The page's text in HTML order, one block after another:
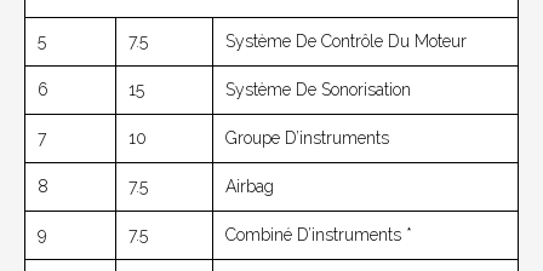
5 7.5 Système De Contrôle Du Moteur
6 15 Système De Sonorisation
7 10 Groupe D’instruments
8 7.5 Airbag
9 7.5 Combiné D’instruments *